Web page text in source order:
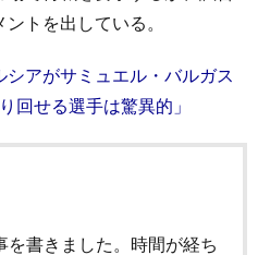
トを出している。
シアがサミュエル・バルガス
回せる選手は驚異的」
を書きました。時間が経ち